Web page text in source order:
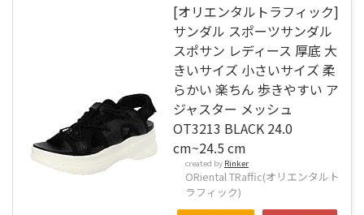
[オリエンタルトラフィック]
サンダル スポーツサンダル
スポサン レディース 厚底 大
きいサイズ 小さいサイズ 柔
らかい 楽ちん 歩きやすい ア
ジャスター メッシュ
OT3213 BLACK 24.0
cm~24.5 cm
created by Rinker
ORiental TRaffic(オリエンタルト
ラフィック)